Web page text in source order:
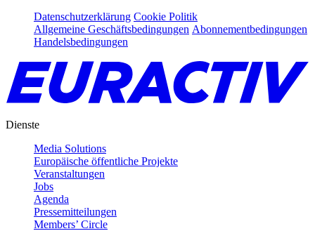
Datenschutzerklärung Cookie Politik
Allgemeine Geschäftsbedingungen Abonnementbedingungen
Handelsbedingungen
Dienste
Media Solutions
Europäische öffentliche Projekte
Veranstaltungen
Jobs
Agenda
Pressemitteilungen
Members’ Circle